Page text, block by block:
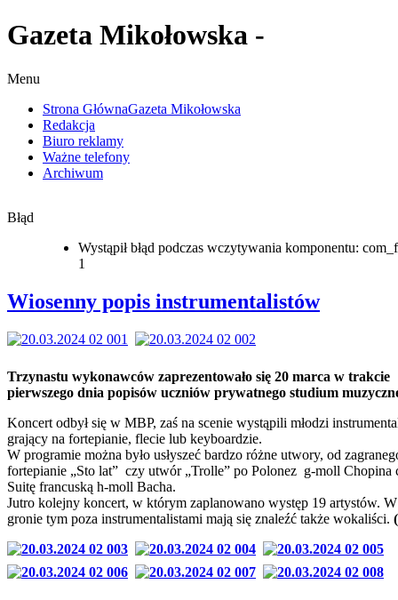
Gazeta Mikołowska -
Menu
Strona GłównaGazeta Mikołowska
Redakcja
Biuro reklamy
Ważne telefony
Archiwum
Błąd
Wystąpił błąd podczas wczytywania komponentu:
1
Wiosenny popis instrumentalistów
Trzynastu wykonawców zaprezentowało się 20 marca w trakcie
pierwszego dnia popisów uczniów prywatnego studium
Koncert odbył się w MBP, zaś na scenie wystąpili młodzi
grający na fortepianie, flecie lub keyboardzie.
W programie można było usłyszeć bardzo różne utwory, od
fortepianie „Sto lat” czy utwór „Trolle” po Polonez g-moll Chopina
Suitę francuską h-moll Bacha.
Jutro kolejny koncert, w którym zaplanowano występ 19 artystów. W
gronie tym poza instrumentalistami mają się znaleźć także wokaliści.